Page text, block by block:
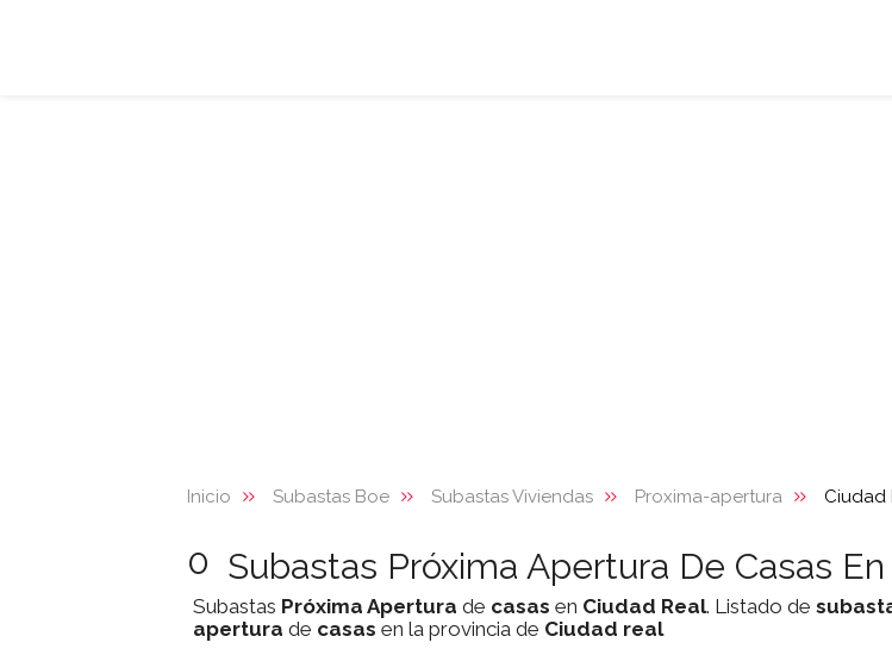
Inicio Subastas Boe Subastas Viviendas Proxima-apertura Ciudad
0 Subastas Próxima Apertura De Casas
Subastas Próxima Apertura de casas en Ciudad Real. Listado de
apertura de casas en la provincia de Ciudad real